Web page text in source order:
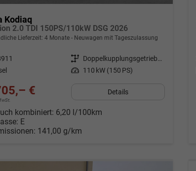
Kodiaq
2.0 TDI 150PS/110kW DSG 2026
Lieferzeit: 4 Monate Neuwagen mit Tageszulassung
Getriebe
Doppelkupplungsgetriebe (DSG)
Leistung 110 kW (150 PS)
€ Details
kombiniert: 6,20 l/100km
E
141,00 g/km